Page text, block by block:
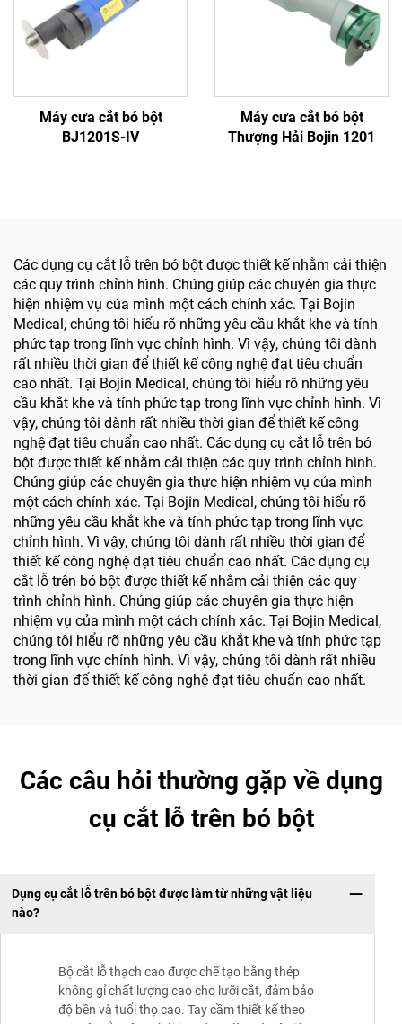
Máy cưa cắt bó bột
BJ1201S-IV
Máy cưa cắt bó bột
Thượng Hải Bojin 1201
Các dụng cụ cắt lỗ trên bó bột được thiết kế nhằm cải thiện
các quy trình chỉnh hình. Chúng giúp các chuyên gia thực
hiện nhiệm vụ của mình một cách chính xác. Tại Bojin
Medical, chúng tôi hiểu rõ những yêu cầu khắt khe và tính
phức tạp trong lĩnh vực chỉnh hình. Vì vậy, chúng tôi dành
rất nhiều thời gian để thiết kế công nghệ đạt tiêu chuẩn
cao nhất. Tại Bojin Medical, chúng tôi hiểu rõ những yêu
cầu khắt khe và tính phức tạp trong lĩnh vực chỉnh hình. Vì
vậy, chúng tôi dành rất nhiều thời gian để thiết kế công
nghệ đạt tiêu chuẩn cao nhất. Các dụng cụ cắt lỗ trên bó
bột được thiết kế nhằm cải thiện các quy trình chỉnh hình.
Chúng giúp các chuyên gia thực hiện nhiệm vụ của mình
một cách chính xác. Tại Bojin Medical, chúng tôi hiểu rõ
những yêu cầu khắt khe và tính phức tạp trong lĩnh vực
chỉnh hình. Vì vậy, chúng tôi dành rất nhiều thời gian để
thiết kế công nghệ đạt tiêu chuẩn cao nhất. Các dụng cụ
cắt lỗ trên bó bột được thiết kế nhằm cải thiện các quy
trình chỉnh hình. Chúng giúp các chuyên gia thực hiện
nhiệm vụ của mình một cách chính xác. Tại Bojin Medical,
chúng tôi hiểu rõ những yêu cầu khắt khe và tính phức tạp
trong lĩnh vực chỉnh hình. Vì vậy, chúng tôi dành rất nhiều
thời gian để thiết kế công nghệ đạt tiêu chuẩn cao nhất.
Các câu hỏi thường gặp về dụng
cụ cắt lỗ trên bó bột
Dụng cụ cắt lỗ trên bó bột được làm từ những vật liệu
nào?
Bộ cắt lỗ thạch cao được chế tạo bằng thép
không gỉ chất lượng cao cho lưỡi cắt, đảm bảo
độ bền và tuổi thọ cao. Tay cầm thiết kế theo